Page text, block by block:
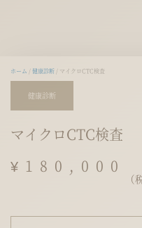
ホーム /健康診断 / マイクロCTC検査
健康診断
マイクロCTC検査
¥ 180,000
（